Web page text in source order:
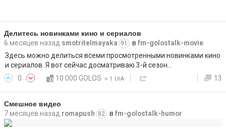
Делитесь новинками кино и сериалов
6 месяцев назад smotritelmayaka 91 в fm-golostalk-movie
Здесь можно делиться всеми просмотренными новинками кино
и сериалов. Я вот сейчас досматриваю 3-й сезон…
0
10.000 GOLOS +1 UIA 13
Смешное видео
7 месяцев назад romapush 82 в fm-golostalk-humor